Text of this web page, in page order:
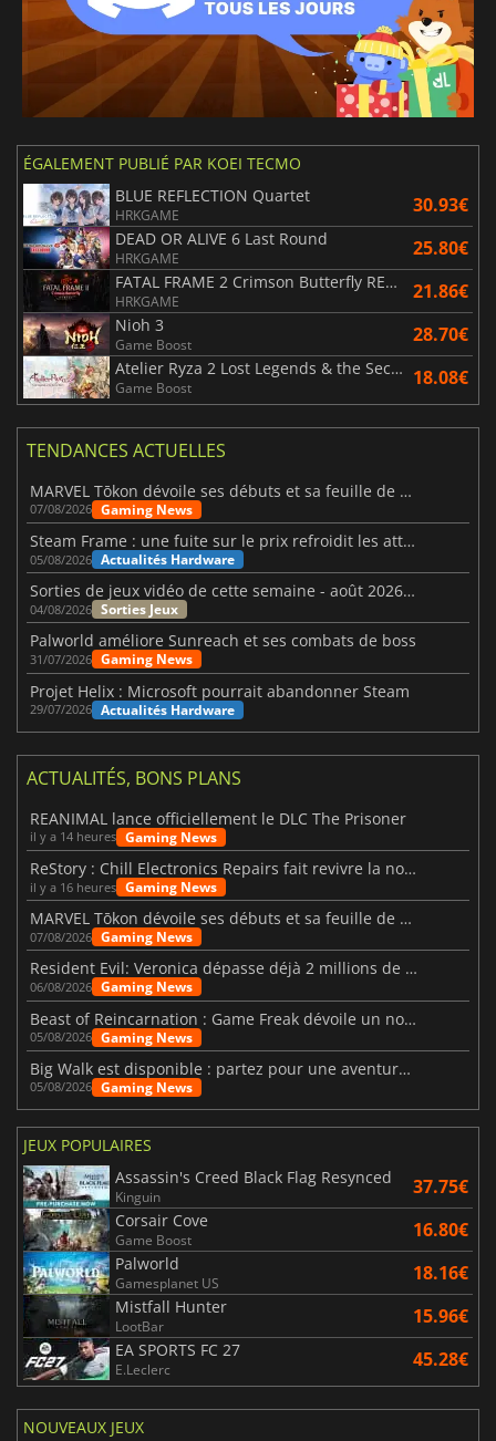
ÉGALEMENT PUBLIÉ PAR KOEI TECMO
BLUE REFLECTION Quartet
HRKGAME 30.93€
DEAD OR ALIVE 6 Last Round
HRKGAME 25.80€
FATAL FRAME 2 Crimson Butterfly REMAKE
HRKGAME 21.86€
Nioh 3
Game Boost 28.70€
Atelier Ryza 2 Lost Legends & the Secret Fairy DX
Game Boost 18.08€
TENDANCES ACTUELLES
MARVEL Tōkon dévoile ses débuts et sa feuille de route
07/08/2026 Gaming News
Steam Frame : une fuite sur le prix refroidit les attentes VR
05/08/2026 Actualités Hardware
Sorties de jeux vidéo de cette semaine - août 2026 (semaine 32)
04/08/2026 Sorties Jeux
Palworld améliore Sunreach et ses combats de boss
31/07/2026 Gaming News
Projet Helix : Microsoft pourrait abandonner Steam
29/07/2026 Actualités Hardware
ACTUALITÉS, BONS PLANS
REANIMAL lance officiellement le DLC The Prisoner
il y a 14 heures Gaming News
ReStory : Chill Electronics Repairs fait revivre la nostalgie des années 2000
il y a 16 heures Gaming News
MARVEL Tōkon dévoile ses débuts et sa feuille de route
07/08/2026 Gaming News
Resident Evil: Veronica dépasse déjà 2 millions de wishlists
06/08/2026 Gaming News
Beast of Reincarnation : Game Freak dévoile un nouveau pari
05/08/2026 Gaming News
Big Walk est disponible : partez pour une aventure entre amis
05/08/2026 Gaming News
JEUX POPULAIRES
Assassin's Creed Black Flag Resynced
Kinguin 37.75€
Corsair Cove
Game Boost 16.80€
Palworld
Gamesplanet US 18.16€
Mistfall Hunter
LootBar 15.96€
EA SPORTS FC 27
E.Leclerc 45.28€
NOUVEAUX JEUX